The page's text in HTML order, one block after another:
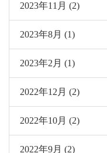
2023年11月 (2)
2023年8月 (1)
2023年2月 (1)
2022年12月 (2)
2022年10月 (2)
2022年9月 (2)